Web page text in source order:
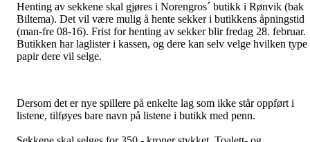
Henting av sekkene skal gjøres i Norengros´ butikk i Rønvik (bak
Biltema). Det vil være mulig å hente sekker i butikkens åpningstid
(man-fre 08-16). Frist for henting av sekker blir fredag 28. februar.
Butikken har laglister i kassen, og dere kan selv velge hvilken type
papir dere vil selge.
Dersom det er nye spillere på enkelte lag som ikke står oppført i
listene, tilføyes bare navn på listene i butikk med penn.